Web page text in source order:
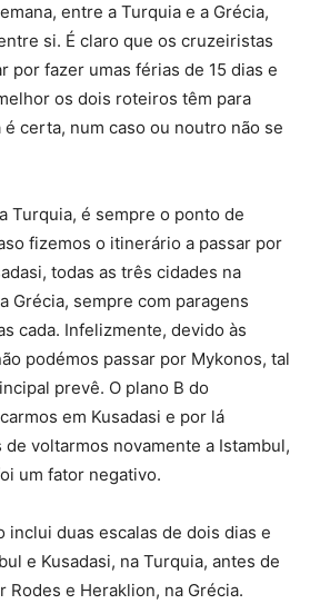
entre a Turquia e a Grécia,
si. É claro que os cruzeiristas
por fazer umas férias de 15 dias e
os dois roteiros têm para
certa, num caso ou noutro não se
Turquia, é sempre o ponto de
fizemos o itinerário a passar por
todas as três cidades na
Grécia, sempre com paragens
cada. Infelizmente, devido às
podémos passar por Mykonos, tal
prevê. O plano B do
em Kusadasi e por lá
voltarmos novamente a Istambul,
um fator negativo.
inclui duas escalas de dois dias e
e Kusadasi, na Turquia, antes de
Rodes e Heraklion, na Grécia.